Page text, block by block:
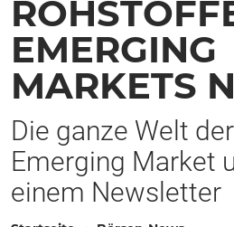
EMERGING
MARKETS
Die ganze Welt
Emerging Market
einem Newsletter